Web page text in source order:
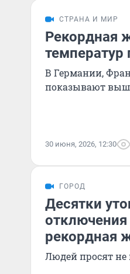
СТРАНА И МИР
Рекордная
температур
В Германии,
показывают
30 июня, 2026, 12:30
ГОРОД
Десятки
отключения
рекордная
Людей просят не